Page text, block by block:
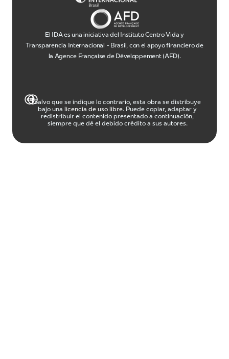
El IDA es una iniciativa del Instituto Centro Vida y
Transparencia Internacional - Brasil, con el apoyo financiero de
la Agence Française de Développement (AFD).
Salvo que se indique lo contrario, esta obra se distribuye
bajo unalicencia de uso libre. Puede copiar, adaptar y
redistribuir el contenido presentado a continuación,
siempre que dé el debido crédito a sus autores.